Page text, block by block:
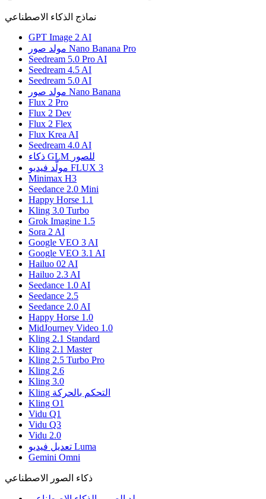
نماذج الذكاء الاصطناعي
GPT Image 2 AI
مولد صور Nano Banana Pro
Seedream 5.0 Pro AI
Seedream 4.5 AI
Seedream 5.0 AI
مولد صور Nano Banana
Flux 2 Pro
Flux 2 Dev
Flux 2 Flex
Flux Krea AI
Seedream 4.0 AI
ذكاء GLM للصور
مولّد فيديو FLUX 3
Minimax H3
Seedance 2.0 Mini
Happy Horse 1.1
Kling 3.0 Turbo
Grok Imagine 1.5
Sora 2 AI
Google VEO 3 AI
Google VEO 3.1 AI
Hailuo 02 AI
Hailuo 2.3 AI
Seedance 1.0 AI
Seedance 2.5
Seedance 2.0 AI
Happy Horse 1.0
MidJourney Video 1.0
Kling 2.1 Standard
Kling 2.1 Master
Kling 2.5 Turbo Pro
Kling 2.6
Kling 3.0
Kling التحكم بالحركة
Kling O1
Vidu Q1
Vidu Q3
Vidu 2.0
تعديل فيديو Luma
Gemini Omni
ذكاء الصور الاصطناعي